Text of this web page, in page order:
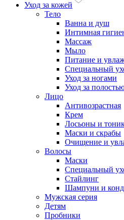
Уход за кожей
Тело
Ванна и душ
Интимная
Массаж
Мыло
Питание и
Специальный
Уход за ногами
Уход за
Лицо
Антивозрастная
Крем
Лосьоны и
Маски и скрабы
Очищение и
Волосы
Маски
Специальный
Стайлинг
Шампуни и
Мужская серия
Детям
Пробники